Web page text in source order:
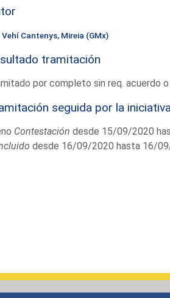
Vehí Cantenys, Mireia (GMx)
tramitación
por completo sin req. acuerdo
seguida por la iniciativa
Contestación desde 15/09/2020
desde 16/09/2020 hasta 16/